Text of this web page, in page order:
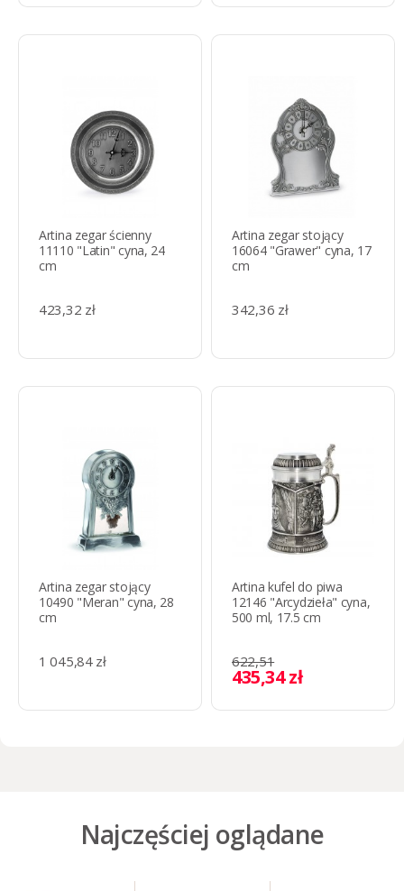
Artina zegar ścienny
11110 "Latin" cyna, 24
cm
423,32 zł
Artina zegar stojący
16064 "Grawer" cyna, 17
cm
342,36 zł
Artina zegar stojący
10490 "Meran" cyna, 28
cm
1 045,84 zł
Artina kufel do piwa
12146 "Arcydzieła" cyna,
500 ml, 17.5 cm
622,51
435,34 zł
Najczęściej oglądane